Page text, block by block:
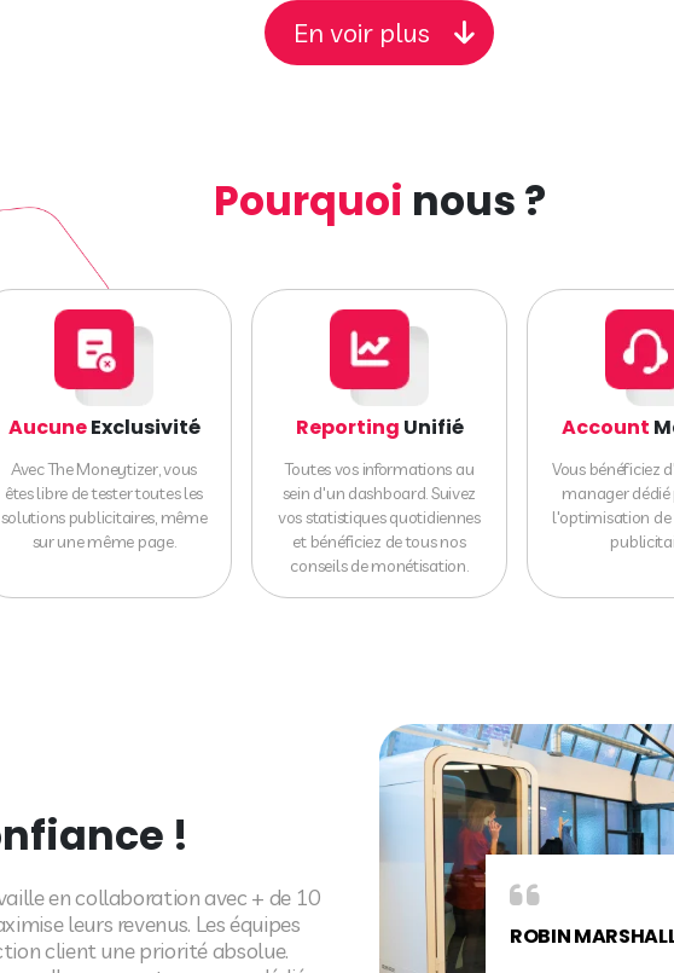
En voir plus
Pourquoi nous ?
AucuneExclusivité
Avec The Moneytizer, vous
êtes libre de tester toutes les
solutions publicitaires, même
sur une même page.
Reporting Unifié
Toutes vos informations au
sein d'un dashboard. Suivez
vos statistiques quotidiennes
et bénéficiez de tous nos
conseils de monétisation.
Account
Vous bénéficiez
manager
l'optimisation de
!
en collaboration avec + de 10
leurs revenus. Les équipes
client une priorité absolue.
RODOLPHE